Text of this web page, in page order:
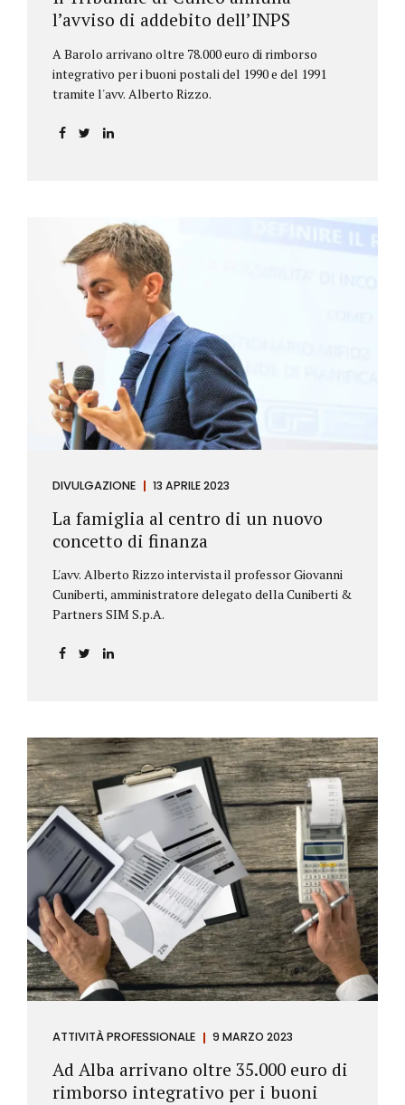
l’avviso di addebito dell’INPS
A Barolo arrivano oltre 78.000 euro di rimborso
integrativo per i buoni postali del 1990 e del 1991
tramite l'avv. Alberto Rizzo.
DIVULGAZIONE 13 APRILE 2023
La famiglia al centro di un nuovo
concetto di finanza
L'avv. Alberto Rizzo intervista il professor Giovanni
Cuniberti, amministratore delegato della Cuniberti &
Partners SIM S.p.A.
ATTIVITÀ PROFESSIONALE 9 MARZO 2023
Ad Alba arrivano oltre 35.000 euro di
rimborso integrativo per i buoni